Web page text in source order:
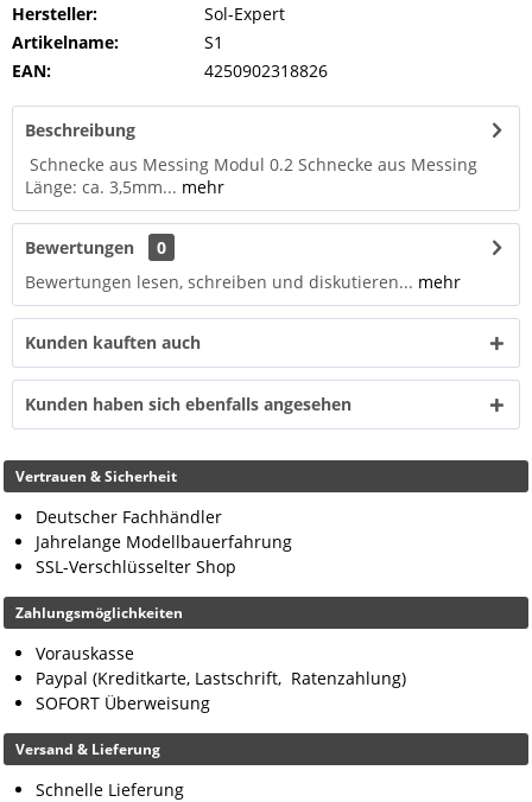
Hersteller:
Sol-Expert
Artikelname:
S1
EAN:
4250902318826
Beschreibung
Schnecke aus Messing Modul 0.2 Schnecke aus Messing
Länge: ca. 3,5mm... mehr
Bewertungen
0
Bewertungen lesen, schreiben und diskutieren... mehr
Kunden kauften auch
Kunden haben sich ebenfalls angesehen
Vertrauen & Sicherheit
Deutscher Fachhändler
Jahrelange Modellbauerfahrung
SSL-Verschlüsselter Shop
Zahlungsmöglichkeiten
Vorauskasse
Paypal (Kreditkarte, Lastschrift, Ratenzahlung)
SOFORT Überweisung
Versand & Lieferung
Schnelle Lieferung